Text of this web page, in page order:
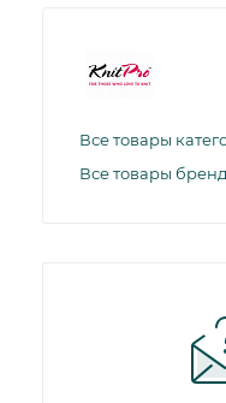
Все товары
Все товары